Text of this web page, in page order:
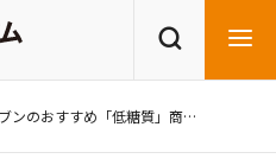
セブン-イレブンのおすすめ「低糖質」商品9選。管理栄養士が紹介！